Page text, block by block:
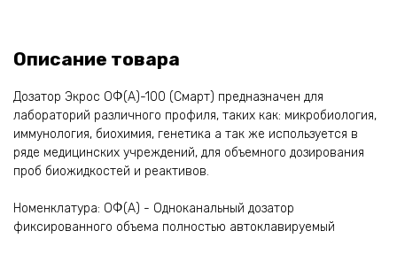
Описание товара
Дозатор Экрос ОФ(А)-100 (Смарт) предназначен для
лабораторий различного профиля, таких как: микробиология,
иммунология, биохимия, генетика а так же используется в
ряде медицинских учреждений, для объемного дозирования
проб биожидкостей и реактивов.
Номенклатура: ОФ(А) - Одноканальный дозатор
фиксированного объема полностью автоклавируемый